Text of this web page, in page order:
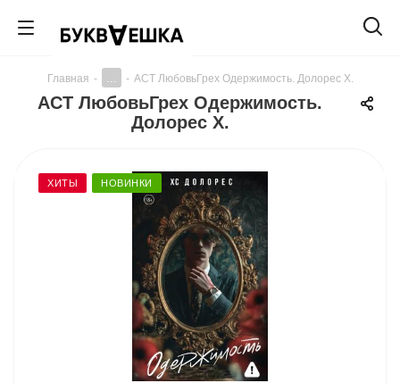
Главная - - АСТ ЛюбовьГрех Одержимость. Долорес Х.
АСТ ЛюбовьГрех Одержимость.
Долорес Х.
ХИТЫ НОВИНКИ